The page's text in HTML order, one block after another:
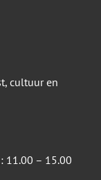
cultuur en
11.00 – 15.00